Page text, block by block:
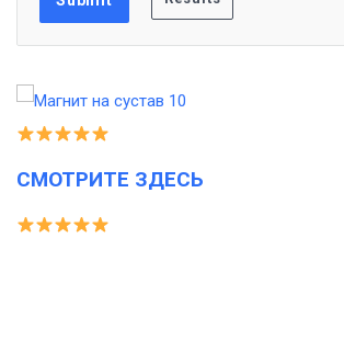
СМОТРИТЕ ЗДЕСЬ